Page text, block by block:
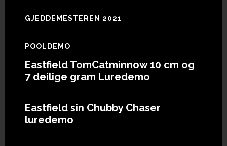
GJEDDEMESTEREN 2021
POOLDEMO
Eastfield TomCatminnow 10 cm og
7 deilige gram Luredemo
Eastfield sin Chubby Chaser
luredemo